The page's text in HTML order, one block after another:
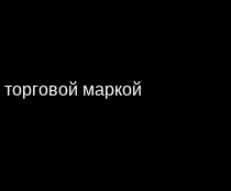
маркой